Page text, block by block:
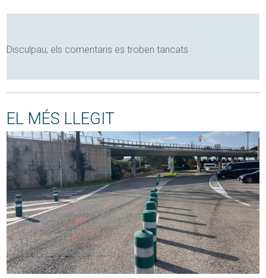
Disculpau, els comentaris es troben tancats
EL MÉS LLEGIT